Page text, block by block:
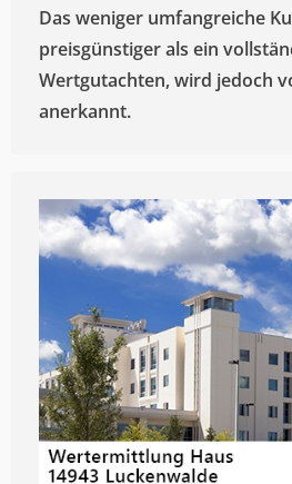
Das weniger umfangreiche
preisgünstiger als ein
Wertgutachten, wird jedoch
anerkannt.